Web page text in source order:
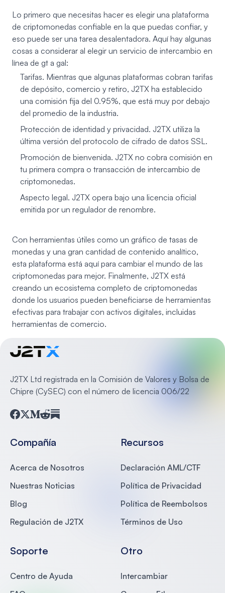
Lo primero que necesitas hacer es elegir una plataforma
de criptomonedas confiable en la que puedas confiar, y
eso puede ser una tarea desalentadora. Aquí hay algunas
cosas a considerar al elegir un servicio de intercambio en
línea de gt a gal:
Tarifas. Mientras que algunas plataformas cobran tarifas
de depósito, comercio y retiro, J2TX ha establecido
una comisión fija del 0.95%, que está muy por debajo
del promedio de la industria.
Protección de identidad y privacidad. J2TX utiliza la
última versión del protocolo de cifrado de datos SSL.
Promoción de bienvenida. J2TX no cobra comisión en
tu primera compra o transacción de intercambio de
criptomonedas.
Aspecto legal. J2TX opera bajo una licencia oficial
emitida por un regulador de renombre.
Con herramientas útiles como un gráfico de tasas de
monedas y una gran cantidad de contenido analítico,
esta plataforma está aquí para cambiar el mundo de las
criptomonedas para mejor. Finalmente, J2TX está
creando un ecosistema completo de criptomonedas
donde los usuarios pueden beneficiarse de herramientas
efectivas para trabajar con activos digitales, incluidas
herramientas de comercio.
J2TX Ltd registrada en la Comisión de Valores y Bolsa de
Chipre (CySEC) con el número de licencia 006/22
Compañía
Acerca de Nosotros
Nuestras Noticias
Blog
Regulación de J2TX
Soporte
Centro de Ayuda
Recursos
Declaración AML/CTF
Política de Privacidad
Política de Reembolsos
Términos de Uso
Otro
Intercambiar